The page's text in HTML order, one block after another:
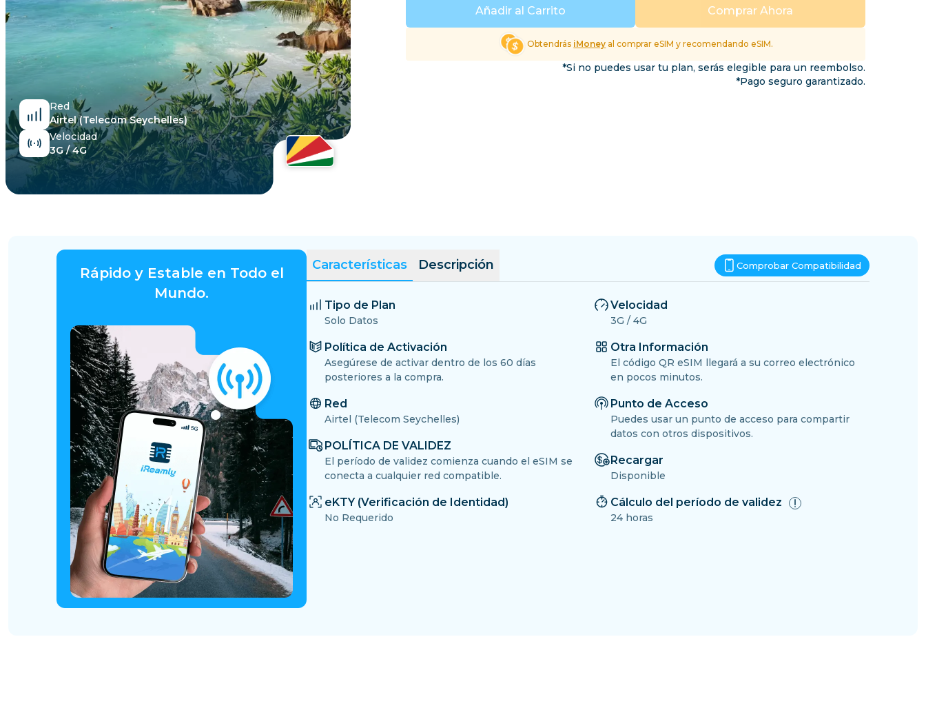
Explorar Todos los Destinos
Red
Airtel (Telecom Seychelles)
Velocidad
3G / 4G
Añadir al Carrito Comprar Ahora
Obtendrás iMoney al comprar eSIM y recomendando eSIM.
*Si no puedes usar tu plan, serás elegible para un reembolso.
*Pago seguro garantizado.
Rápido y Estable en Todo el
Mundo.
Características Descripción Comprobar Compatibilidad
Tipo de Plan
Solo Datos
Política de Activación
Asegúrese de activar dentro de los 60 días
posteriores a la compra.
Red
Airtel (Telecom Seychelles)
POLÍTICA DE VALIDEZ
El período de validez comienza cuando el eSIM se
conecta a cualquier red compatible.
eKTY (Verificación de Identidad)
No Requerido
Velocidad
3G / 4G
Otra Información
El código QR eSIM llegará a su correo electrónico
en pocos minutos.
Punto de Acceso
Puedes usar un punto de acceso para compartir
datos con otros dispositivos.
Recargar
Disponible
Cálculo del período de validez
24 horas